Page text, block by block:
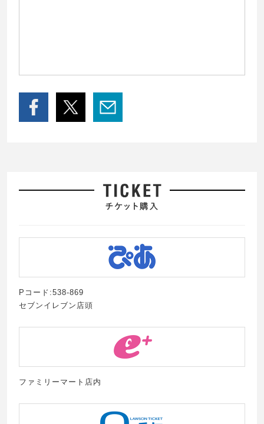
Pコード:538-869
セブンイレブン店頭
ファミリーマート店内